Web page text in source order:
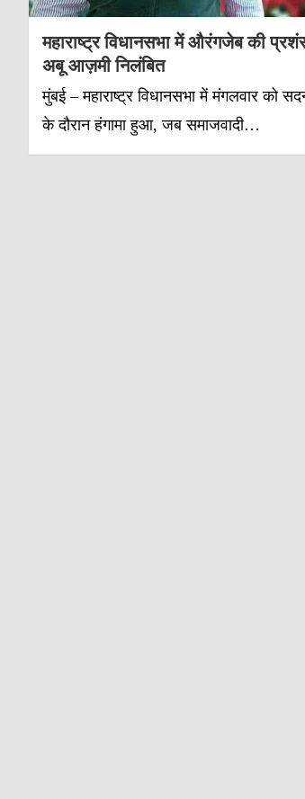
महाराष्ट्र विधानसभा में औरंगजेब की
अबू आज़मी निलंबित
मुंबई – महाराष्ट्र विधानसभा में मंगलवार को
के दौरान हंगामा हुआ, जब समाजवादी…